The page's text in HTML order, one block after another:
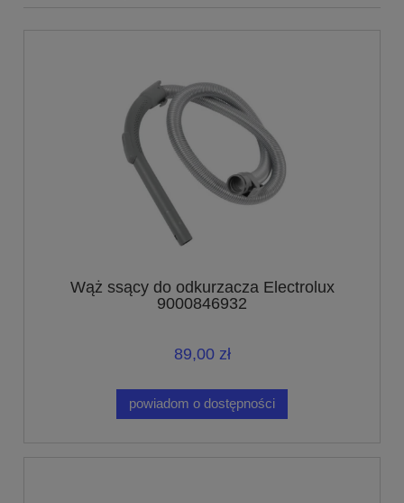
Wąż ssący do odkurzacza Electrolux
9000846932
89,00 zł
powiadom o dostępności